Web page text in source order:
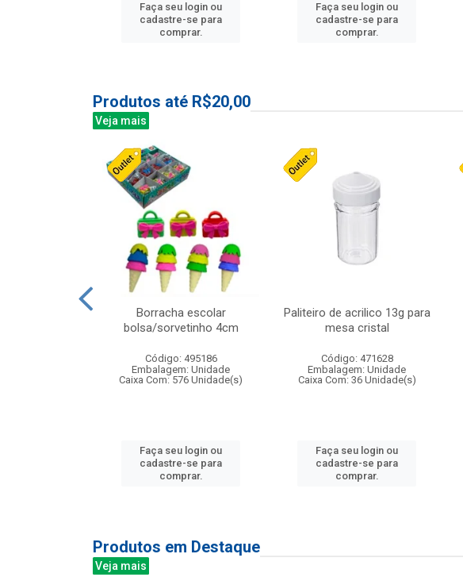
Faça seu login ou
cadastre-se para
comprar.
Faça seu login ou
cadastre-se para
comprar.
Produtos até R$20,00
Veja mais
Borracha escolar
bolsa/sorvetinho 4cm
Código: 495186
Embalagem: Unidade
Caixa Com: 576 Unidade(s)
Faça seu login ou
cadastre-se para
comprar.
Paliteiro de acrilico 13g para
mesa cristal
Código: 471628
Embalagem: Unidade
Caixa Com: 36 Unidade(s)
Faça seu login ou
cadastre-se para
comprar.
Produtos em Destaque
Veja mais